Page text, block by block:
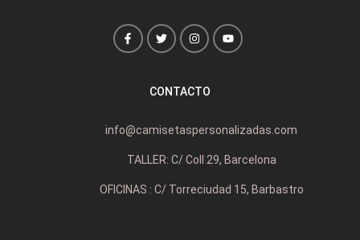
CONTACTO
info@camisetaspersonalizadas.com
TALLER: C/ Coll 29, Barcelona
OFICINAS : C/ Torreciudad 15, Barbastro